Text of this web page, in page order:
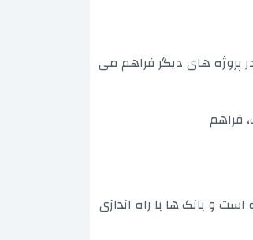
پروژه های دیگر فراهم می
فراهم
است و بانک ها با راه اندازی